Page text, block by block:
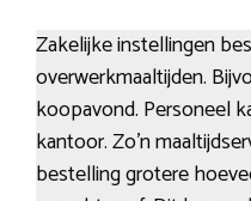
Zakelijke instellingen
overwerkmaaltijden.
koopavond. Personeel
kantoor. Zo’n
bestelling grotere